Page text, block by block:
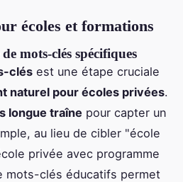
écoles et formations
mots-clés spécifiques
clés est une étape cruciale
naturel pour écoles privées.
longue traîne pour capter un
au lieu de cibler "école
privée avec programme
mots-clés éducatifs permet